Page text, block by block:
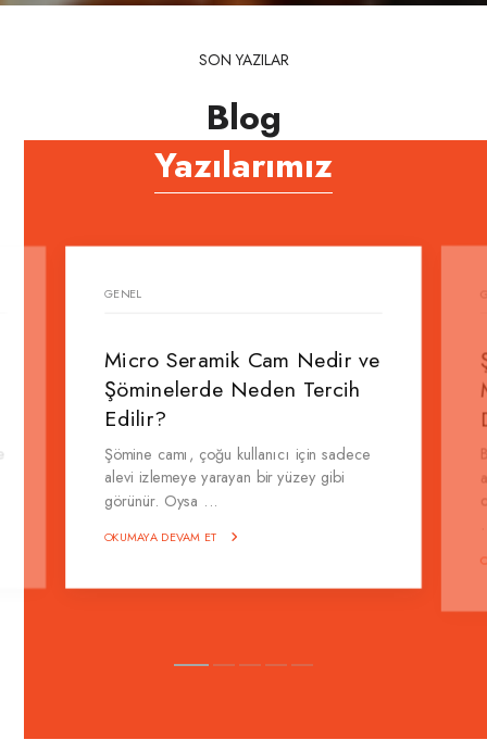
SON YAZILAR
Blog
Yazılarımız
GENEL
Micro Seramik Cam Nedir ve
Şöminelerde Neden Tercih
Edilir?
Şömine camı, çoğu kullanıcı için sadece
alevi izlemeye yarayan bir yüzey gibi
görünür. Oysa ...
OKUMAYA DEVAM ET